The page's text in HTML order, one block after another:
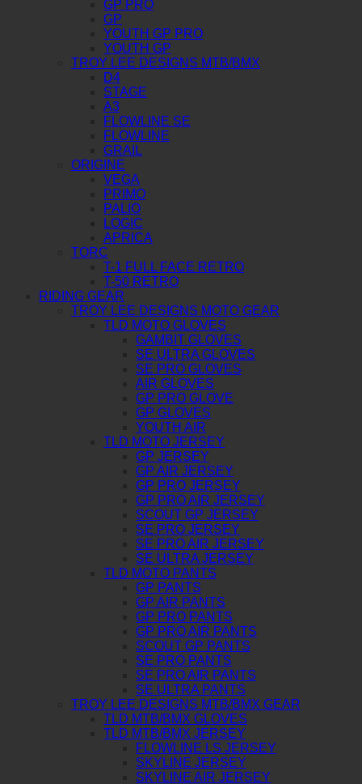
GP PRO
GP
YOUTH GP PRO
YOUTH GP
TROY LEE DESIGNS MTB/BMX
D4
STAGE
A3
FLOWLINE SE
FLOWLINE
GRAIL
ORIGINE
VEGA
PRIMO
PALIO
LOGIC
APRICA
TORC
T-1 FULL FACE RETRO
T-50 RETRO
RIDING GEAR
TROY LEE DESIGNS MOTO GEAR
TLD MOTO GLOVES
GAMBIT GLOVES
SE ULTRA GLOVES
SE PRO GLOVES
AIR GLOVES
GP PRO GLOVE
GP GLOVES
YOUTH AIR
TLD MOTO JERSEY
GP JERSEY
GP AIR JERSEY
GP PRO JERSEY
GP PRO AIR JERSEY
SCOUT GP JERSEY
SE PRO JERSEY
SE PRO AIR JERSEY
SE ULTRA JERSEY
TLD MOTO PANTS
GP PANTS
GP AIR PANTS
GP PRO PANTS
GP PRO AIR PANTS
SCOUT GP PANTS
SE PRO PANTS
SE PRO AIR PANTS
SE ULTRA PANTS
TROY LEE DESIGNS MTB/BMX GEAR
TLD MTB/BMX GLOVES
TLD MTB/BMX JERSEY
FLOWLINE LS JERSEY
SKYLINE JERSEY
SKYLINE AIR JERSEY